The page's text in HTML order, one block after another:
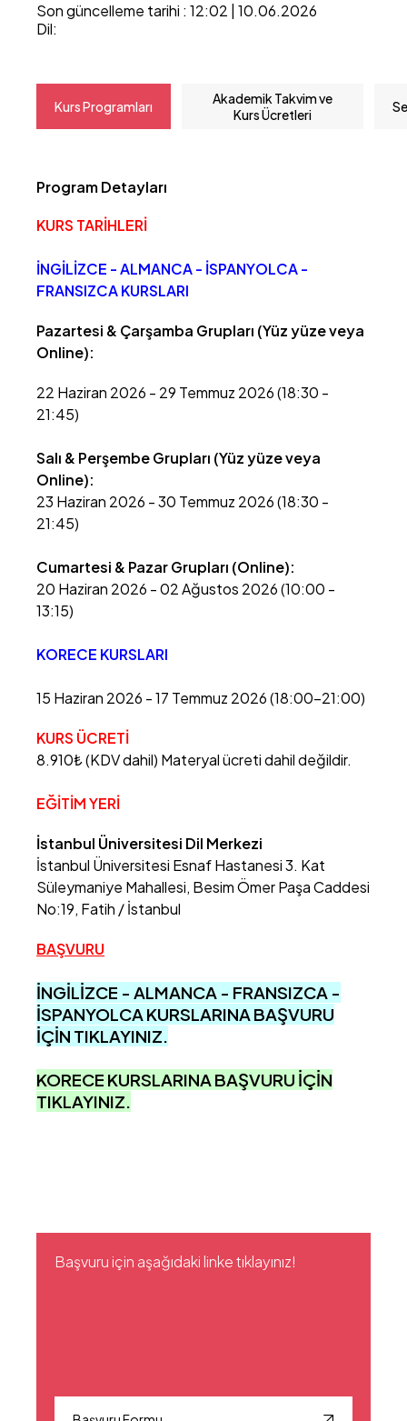
Son güncelleme tarihi : 12:02 | 10.06.2026
Dil:
Kurs Programları
Akademik Takvim ve
Kurs Ücretleri
Program Detayları
KURS TARİHLERİ
İNGİLİZCE - ALMANCA - İSPANYOLCA -
FRANSIZCA KURSLARI
Pazartesi & Çarşamba Grupları (Yüz yüze veya
Online):
22 Haziran 2026 - 29 Temmuz 2026 (18:30 -
21:45)
Salı & Perşembe Grupları (Yüz yüze veya
Online):
23 Haziran 2026 - 30 Temmuz 2026 (18:30 -
21:45)
Cumartesi & Pazar Grupları (Online):
20 Haziran 2026 - 02 Ağustos 2026 (10:00 -
13:15)
KORECE KURSLARI
15 Haziran 2026 - 17 Temmuz 2026 (18:00-21:00)
KURS ÜCRETİ
8.910₺ (KDV dahil) Materyal ücreti dahil değildir.
EĞİTİM YERİ
İstanbul Üniversitesi Dil Merkezi
İstanbul Üniversitesi Esnaf Hastanesi 3. Kat
Süleymaniye Mahallesi, Besim Ömer Paşa Caddesi
No:19, Fatih / İstanbul
BAŞVURU
İNGİLİZCE - ALMANCA - FRANSIZCA -
İSPANYOLCA KURSLARINA BAŞVURU
İÇİN TIKLAYINIZ.
KORECE KURSLARINA BAŞVURU İÇİN
TIKLAYINIZ.
Başvuru için aşağıdaki linke tıklayınız!